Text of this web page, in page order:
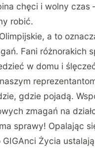
chęci i wolny czas
robić.
a to
Fani różnorakich
w domu i
gdzie pojadą.
zmagań na
sprawy! Opalając
GIGAnci Życia